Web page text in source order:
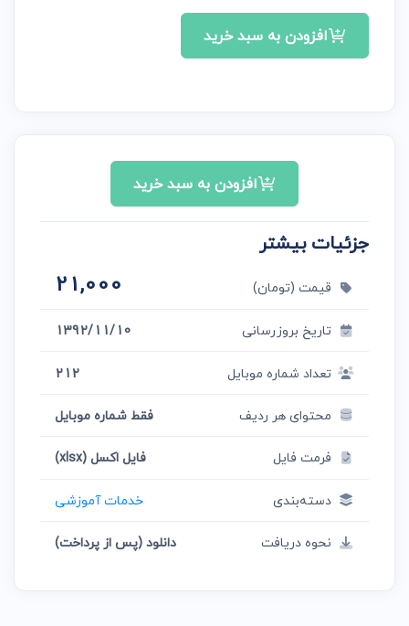
افزودن به سبد خرید
افزودن به سبد خرید
جزئیات بیشتر
قیمت (تومان) 21,000
تاریخ بروزرسانی
1392/11/10
تعداد شماره موبایل
212
محتوای هر ردیف
فقط شماره موبایل
فرمت فایل
فایل اکسل (xlsx)
دسته‌بندی
خدمات آموزشی
نحوه دریافت
دانلود (پس از پرداخت)